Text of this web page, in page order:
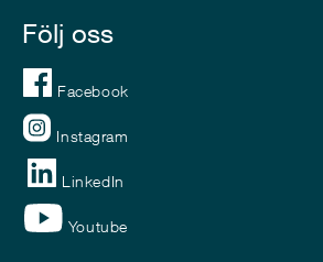
Följ oss
Facebook
Instagram
LinkedIn
Youtube